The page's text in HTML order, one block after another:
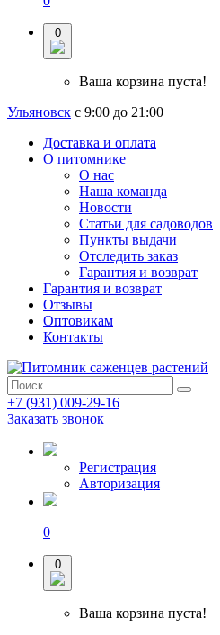
0
Ваша корзина пуста!
Ульяновск с 9:00 до 21:00
Доставка и оплата
О питомнике
О нас
Наша команда
Новости
Статьи для садоводов
Пункты выдачи
Отследить заказ
Гарантия и возврат
Гарантия и возврат
Отзывы
Оптовикам
Контакты
+7 (931) 009-29-16
Заказать звонок
Регистрация
Авторизация
0
0
Ваша корзина пуста!